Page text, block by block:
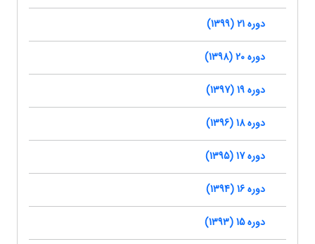
دوره 21 (1399)
دوره 20 (1398)
دوره 19 (1397)
دوره 18 (1396)
دوره 17 (1395)
دوره 16 (1394)
دوره 15 (1393)